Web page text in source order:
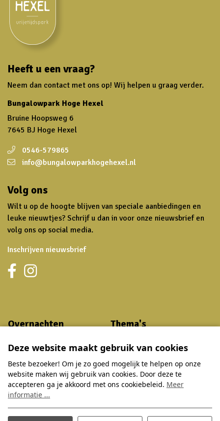
Heeft u een vraag?
Neem dan contact met ons op! Wij helpen u graag verder.
Bungalowpark Hoge Hexel
Bruine Hoopsweg 6
7645 BJ Hoge Hexel
0546-579865
info@bungalowparkhogehexel.nl
Volg ons
Wilt u op de hoogte blijven van speciale aanbiedingen en
leuke nieuwtjes? Schrijf u dan in voor onze nieuwsbrief en
volg ons op social media.
Inschrijven nieuwsbrief
Overnachten
Arrangementen
Faciliteiten
Omgeving
Plattegrond
Thema's
Verwenarrangement
Groepsaccommodaties
Restaurant acties
Deze website maakt gebruik van cookies
Beste bezoeker! Om je zo goed mogelijk te helpen op onze
website maken wij gebruik van cookies. Door deze te
accepteren ga je akkoord met ons cookiebeleid. Meer
informatie ...